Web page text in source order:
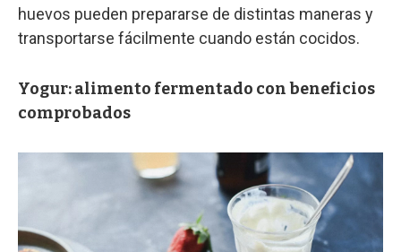
huevos pueden prepararse de distintas maneras y
transportarse fácilmente cuando están cocidos.
Yogur: alimento fermentado con beneficios
comprobados